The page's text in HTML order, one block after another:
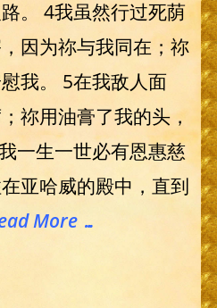
。 4我虽然行过死荫
因为祢与我同在；祢
我。 5在我敌人面
祢用油膏了我的头，
一生一世必有恩惠慈
亚哈威的殿中，直到
More …